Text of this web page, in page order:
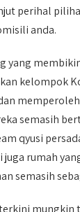
perihal
anda.
yang
kelompok
semasih
qyusi
rumah
semasih
mungkin